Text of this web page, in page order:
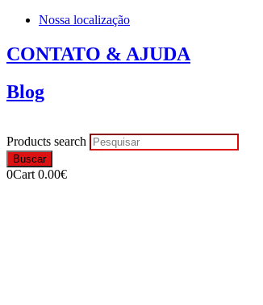
Nossa localização
CONTATO & AJUDA
Blog
Products search
Buscar
0Cart 0.00€